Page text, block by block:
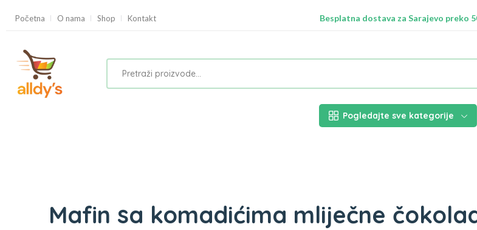
Početna O nama Shop Kontakt
Besplatna dostava za Sarajevo preko
Pogledajte sve kategorije
Mafin sa komadićima mliječne